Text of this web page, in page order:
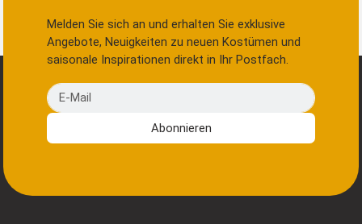
Melden Sie sich an und erhalten Sie exklusive
Angebote, Neuigkeiten zu neuen Kostümen und
saisonale Inspirationen direkt in Ihr Postfach.
E-Mail
Abonnieren